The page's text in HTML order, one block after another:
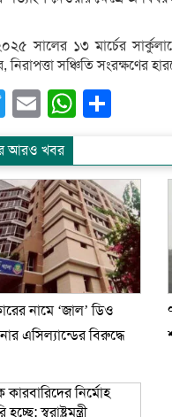
সালের ১৩ মার্চের
নিরাপত্তা সঞ্চিতি সংরক্ষণের
Twitter
Email
আরও খবর
নামে ‘জাল’ ডিও
এসিল্যান্ডের বিরুদ্ধে